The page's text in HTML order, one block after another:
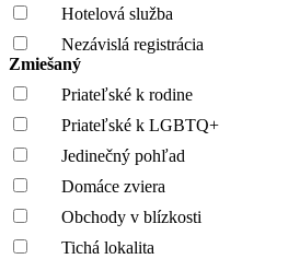
Hotelová služba
Nezávislá registrácia
Zmiešaný
Priateľské k rodine
Priateľské k LGBTQ+
Jedinečný pohľad
Domáce zviera
Obchody v blízkosti
Tichá lokalita